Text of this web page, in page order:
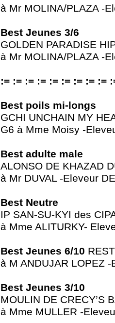
à Mr MOLINA/PLAZA -
Best Jeunes 3/6
GOLDEN PARADISE
à Mr MOLINA/PLAZA -
:= := := := := := := := :=
Best poils mi-longs
GCHI UNCHAIN MY
G6 à Mme Moisy -
Best adulte male
ALONSO DE KHAZAD
à Mr DUVAL -Eleveur
Best Neutre
IP SAN-SU-KYI des
à Mme ALITURKY-
Best Jeunes 6/10
à M ANDUJAR LOPEZ
Best Jeunes 3/10
MOULIN DE CRECY’S
à Mme MULLER -